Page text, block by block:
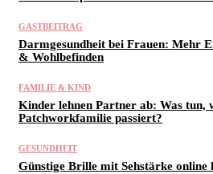
GASTBEITRAG
Darmgesundheit bei Frauen: Mehr
& Wohlbefinden
FAMILIE & KIND
Kinder lehnen Partner ab: Was tun,
Patchworkfamilie passiert?
GESUNDHEIT
Günstige Brille mit Sehstärke online